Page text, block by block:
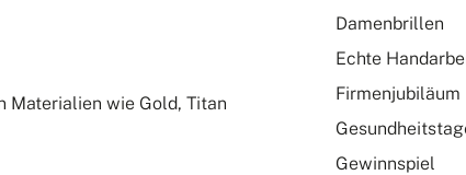
wie Gold, Titan
Damenbrillen
Echte
Firmenjubiläum
Gewinnspiel